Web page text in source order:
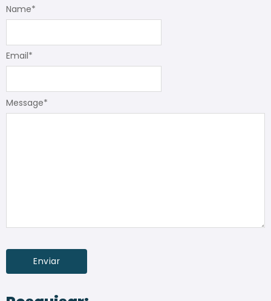
Message*
Name*
Email*